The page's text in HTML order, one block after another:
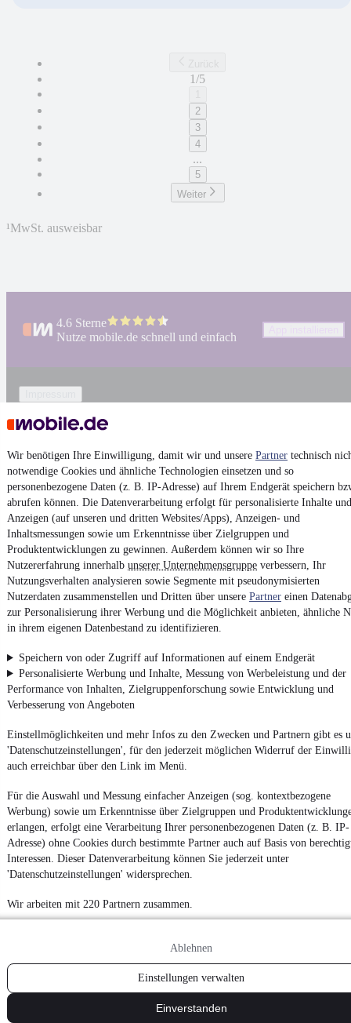
Wir benötigen Ihre Einwilligung, damit wir und unsere Partner technisch
notwendige Cookies und ähnliche Technologien einsetzen und so
personenbezogene Daten (z. B. IP-Adresse) auf Ihrem Endgerät speichern
abrufen können. Die Datenverarbeitung erfolgt für personalisierte Inhalte und
Anzeigen (auf unseren und dritten Websites/Apps), Anzeigen- und
Inhaltsmessungen sowie um Erkenntnisse über Zielgruppen und
Produktentwicklungen zu gewinnen. Außerdem können wir so Ihre
Nutzererfahrung innerhalb unserer Unternehmensgruppe verbessern, Ihr
Nutzungsverhalten analysieren sowie Segmente mit pseudonymisierten
Nutzerdaten zusammenstellen und Dritten über unsere Partner einen
zur Personalisierung ihrer Werbung und die Möglichkeit anbieten, ähnliche
in ihrem eigenen Datenbestand zu identifizieren.
Speichern von oder Zugriff auf Informationen auf einem Endgerät
Personalisierte Werbung und Inhalte, Messung von Werbeleistung und der
Performance von Inhalten, Zielgruppenforschung sowie Entwicklung und
Verbesserung von Angeboten
Einstellmöglichkeiten und mehr Infos zu den Zwecken und Partnern gibt es
'Datenschutzeinstellungen', für den jederzeit möglichen Widerruf der
auch erreichbar über den Link im Menü.
Für die Auswahl und Messung einfacher Anzeigen (sog. kontextbezogene
Werbung) sowie um Erkenntnisse über Zielgruppen und
erlangen, erfolgt eine Verarbeitung Ihrer personenbezogenen Daten (z. B. IP-
Adresse) ohne Cookies durch bestimmte Partner auch auf Basis von
Interessen. Dieser Datenverarbeitung können Sie jederzeit unter
'Datenschutzeinstellungen' widersprechen.
Wir arbeiten mit 220 Partnern zusammen.
Ablehnen
Einstellungen verwalten
Einverstanden
1/5
2
3
4
...
5
Weiter
¹MwSt. ausweisbar
4.6 Sterne
Nutze mobile.de schnell und einfach
AGB
Datenschutz
Datenschutzeinstellungen
Erklärung zur Barrierefreiheit
Report Security Vulnerability (English)
Powered by
Ob Mitsubishi Gebrauchtwagenoder Mitsubishi Leasing
bei mobile.definden